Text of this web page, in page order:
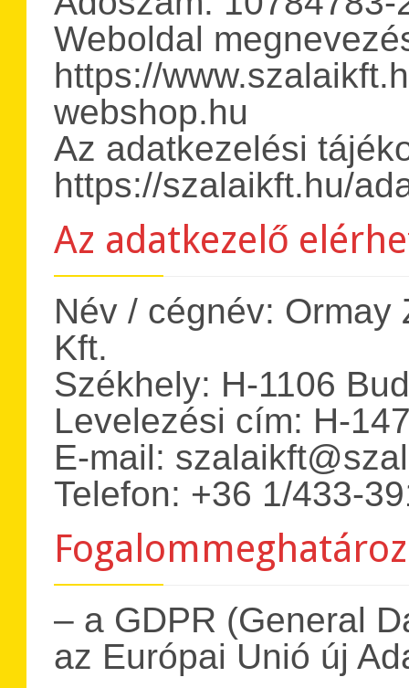
Weboldal
https://
webshop.hu
Az adatkezelési
https://szalaikft.hu/
Az adatkezelő
Név / cégnév:
Kft.
Székhely: H-1106
Levelezési cím: H-
E-mail:
Telefon: +36 1/433-
– a GDPR (General
az Európai Unió új